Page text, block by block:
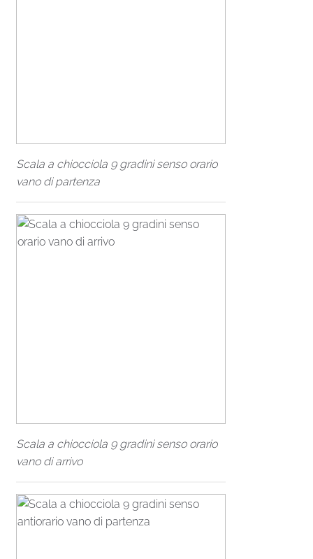
Scala a chiocciola 9 gradini senso orario
vano di partenza
Scala a chiocciola 9 gradini senso orario
vano di arrivo